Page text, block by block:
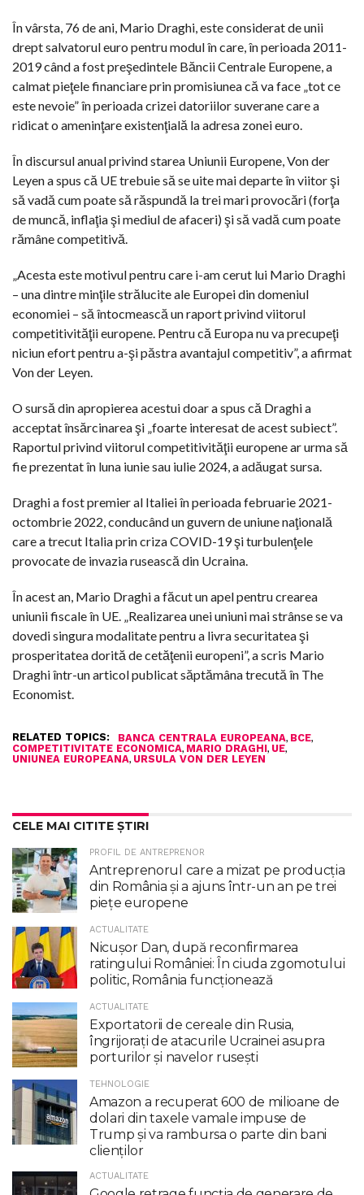
În vârsta, 76 de ani, Mario Draghi, este considerat de unii
drept salvatorul euro pentru modul în care, în perioada 2011-
2019 când a fost preşedintele Băncii Centrale Europene, a
calmat pieţele financiare prin promisiunea că va face „tot ce
este nevoie” în perioada crizei datoriilor suverane care a
ridicat o ameninţare existenţială la adresa zonei euro.
În discursul anual privind starea Uniunii Europene, Von der
Leyen a spus că UE trebuie să se uite mai departe în viitor şi
să vadă cum poate să răspundă la trei mari provocări (forţa
de muncă, inflaţia şi mediul de afaceri) şi să vadă cum poate
rămâne competitivă.
„Acesta este motivul pentru care i-am cerut lui Mario Draghi
– una dintre minţile strălucite ale Europei din domeniul
economiei – să întocmească un raport privind viitorul
competitivităţii europene. Pentru că Europa nu va precupeţi
niciun efort pentru a-şi păstra avantajul competitiv”, a afirmat
Von der Leyen.
O sursă din apropierea acestui doar a spus că Draghi a
acceptat însărcinarea şi „foarte interesat de acest subiect”.
Raportul privind viitorul competitivităţii europene ar urma să
fie prezentat în luna iunie sau iulie 2024, a adăugat sursa.
Draghi a fost premier al Italiei în perioada februarie 2021-
octombrie 2022, conducând un guvern de uniune naţională
care a trecut Italia prin criza COVID-19 şi turbulenţele
provocate de invazia rusească din Ucraina.
În acest an, Mario Draghi a făcut un apel pentru crearea
uniunii fiscale în UE. „Realizarea unei uniuni mai strânse se va
dovedi singura modalitate pentru a livra securitatea şi
prosperitatea dorită de cetăţenii europeni”, a scris Mario
Draghi într-un articol publicat săptămâna trecută în The
Economist.
RELATED TOPICS: BANCA CENTRALA EUROPEANA, BCE,
COMPETITIVITATE ECONOMICA, MARIO DRAGHI, UE,
UNIUNEA EUROPEANA, URSULA VON DER LEYEN
CELE MAI CITITE ȘTIRI
PROFIL DE ANTREPRENOR
Antreprenorul care a mizat pe producția
din România și a ajuns într-un an pe trei
piețe europene
ACTUALITATE
Nicuşor Dan, după reconfirmarea
ratingului României: În ciuda zgomotului
politic, România funcţionează
ACTUALITATE
Exportatorii de cereale din Rusia,
îngrijorați de atacurile Ucrainei asupra
porturilor și navelor rusești
TEHNOLOGIE
Amazon a recuperat 600 de milioane de
dolari din taxele vamale impuse de
Trump şi va rambursa o parte din bani
clienţilor
ACTUALITATE